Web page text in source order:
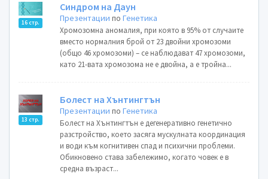
16 стр.
Синдром на Даун
Презентации поГенетика
Хромозомна аномалия, при която в 95% от случаите
вместо нормалния брой от 23 двойни хромозоми
(общо 46 хромозоми) – се наблюдават 47 хромозоми,
като 21-вата хромозома не е двойна, а е тройна...
13 стр.
Болест на Хънтингтън
Презентации поГенетика
Болест на Хънтингтън е дегенеративно генетично
разстройство, което засяга мускулната координация
и води към когнитивен спад и психични проблеми.
Обикновено става забележимо, когато човек е в
средна възраст...